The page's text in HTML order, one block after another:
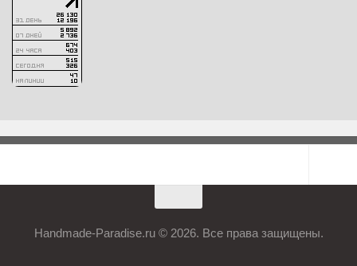
Handmade-Paradise.ru © 2026. Все права защищены.